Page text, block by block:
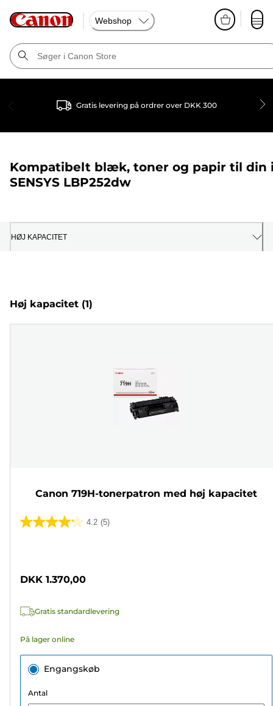
Webshop
Gratis levering på ordrer over DKK 300
Kompatibelt blæk, toner og papir til din
SENSYS LBP252dw
HØJ KAPACITET
Høj kapacitet (1)
Canon 719H-tonerpatron med høj kapacitet
4.2 (5)
4.2
stjerner.
anmeldelser
DKK 1.370,00
Gratis standardlevering
På lager online
Engangskøb
Antal